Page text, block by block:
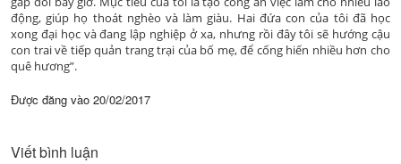
động, giúp họ thoát nghèo và làm giàu. Hai đứa con của tôi đã học
xong đại học và đang lập nghiệp ở xa, nhưng rồi đây tôi sẽ hướng cậu
con trai về tiếp quản trang trại của bố mẹ, để cống hiến nhiều hơn cho
quê hương”.
Được đăng vào 20/02/2017
Viết bình luận